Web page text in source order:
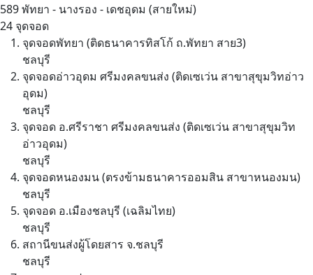
589พัทยา - นางรอง - เดชอุดม (สายใหม่)
24 จุดจอด
จุดจอดพัทยา (ติดธนาคารทิสโก้ ถ.พัทยา สาย3)
ชลบุรี
จุดจอดอ่าวอุดม ศรีมงคลขนส่ง (ติดเซเว่น สาขาสุขุมวิทอ่าว
อุดม)
ชลบุรี
จุดจอด อ.ศรีราชา ศรีมงคลขนส่ง (ติดเซเว่น สาขาสุขุมวิท
อ่าวอุดม)
ชลบุรี
จุดจอดหนองมน (ตรงข้ามธนาคารออมสิน สาขาหนองมน)
ชลบุรี
จุดจอด อ.เมืองชลบุรี (เฉลิมไทย)
ชลบุรี
สถานีขนส่งผู้โดยสาร จ.ชลบุรี
ชลบุรี